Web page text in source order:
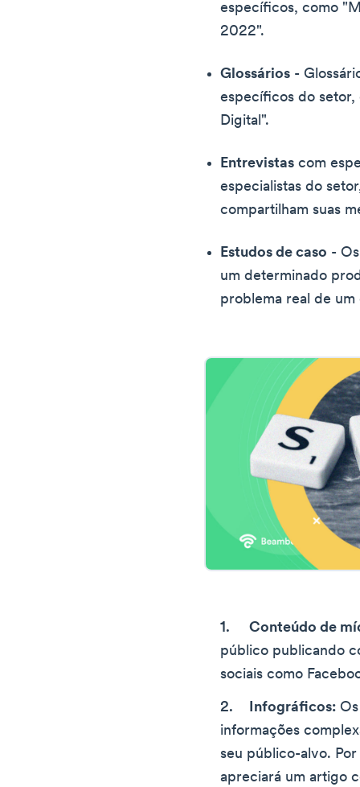
específicos, como
2022".
Glossários -
específicos do
Digital".
Entrevistas com
especialistas do
compartilham suas
Estudos de caso -
um determinado
problema real de um
Conteúdo de
público publicando
sociais como
Infográficos:
informações
seu público-alvo.
apreciará um artigo